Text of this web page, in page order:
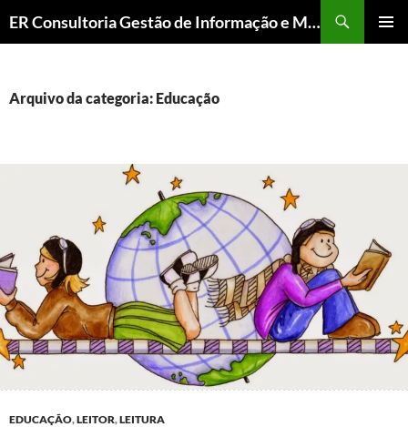
ER Consultoria Gestão de Informação e Memória Institucional
CONTEÚDO
Arquivo da categoria: Educação
EDUCAÇÃO,LEITOR,LEITURA